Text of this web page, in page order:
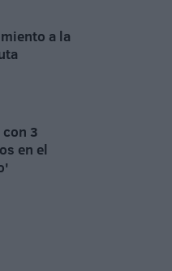
a la
3
en el